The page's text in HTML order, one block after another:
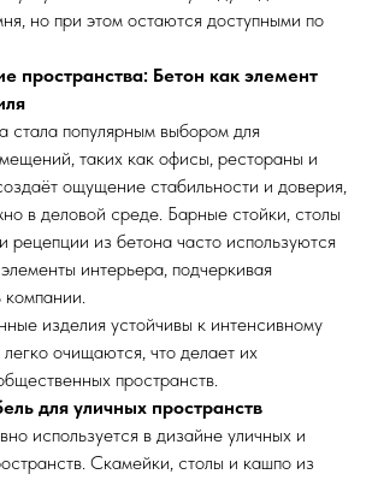
но при этом остаются доступными по
пространства: Бетон как элемент
стала популярным выбором для
таких как офисы, рестораны и
ощущение стабильности и доверия,
в деловой среде. Барные стойки, столы
рецепции из бетона часто используются
интерьера, подчеркивая
изделия устойчивы к интенсивному
очищаются, что делает их
пространств.
для уличных пространств
используется в дизайне уличных и
Скамейки, столы и кашпо из